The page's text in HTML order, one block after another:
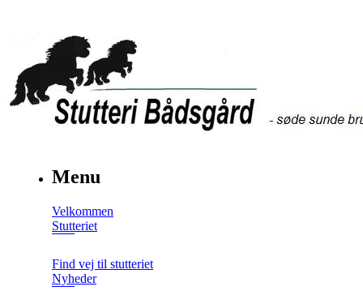
Menu
Velkommen
Stutteriet
Find vej til stutteriet
Nyheder